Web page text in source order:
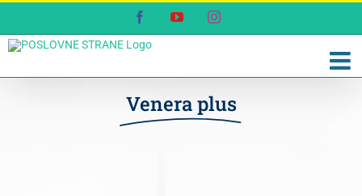
content
FacebookYouTubeInstagram
Venera plus